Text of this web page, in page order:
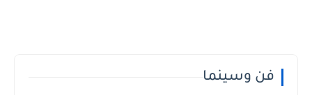
فن وسينما